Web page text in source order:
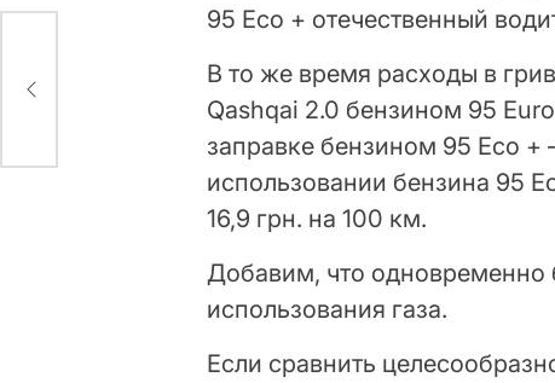
95 Eco + отечественный
В то же время расходы в
Qashqai 2.0 бензином 95
заправке бензином 95 Eco +
использовании бензина 95
16,9 грн. на 100 км.
Добавим, что одновременно
использования газа.
Если сравнить